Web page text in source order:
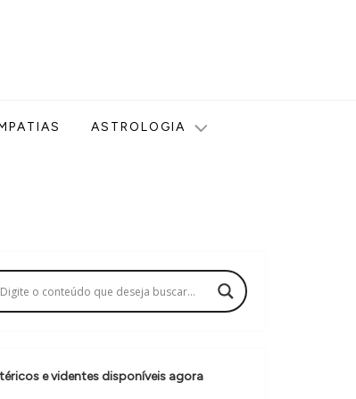
ASTROLOGIA
e videntes disponíveis agora